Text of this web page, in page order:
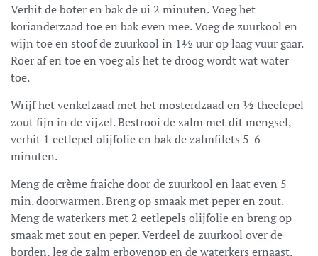
Verhit de boter en bak de ui 2 minuten. Voeg het
korianderzaad toe en bak even mee. Voeg de zuurkool en
wijn toe en stoof de zuurkool in 1½ uur op laag vuur gaar.
Roer af en toe en voeg als het te droog wordt wat water
toe.
Wrijf het venkelzaad met het mosterdzaad en ½ theelepel
zout fijn in de vijzel. Bestrooi de zalm met dit mengsel,
verhit 1 eetlepel olijfolie en bak de zalmfilets 5-6
minuten.
Meng de crème fraiche door de zuurkool en laat even 5
min. doorwarmen. Breng op smaak met peper en zout.
Meng de waterkers met 2 eetlepels olijfolie en breng op
smaak met zout en peper. Verdeel de zuurkool over de
borden, leg de zalm erbovenop en de waterkers ernaast.